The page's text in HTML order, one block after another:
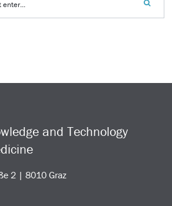
and Technology
2 | 8010 Graz